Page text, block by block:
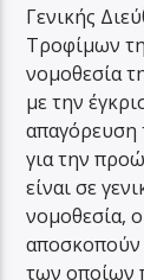
Γενικής
Τροφίμων
νομοθεσία
με την
απαγόρευση
για την
είναι σε
νομοθεσία,
αποσκοπούν
των οποίων